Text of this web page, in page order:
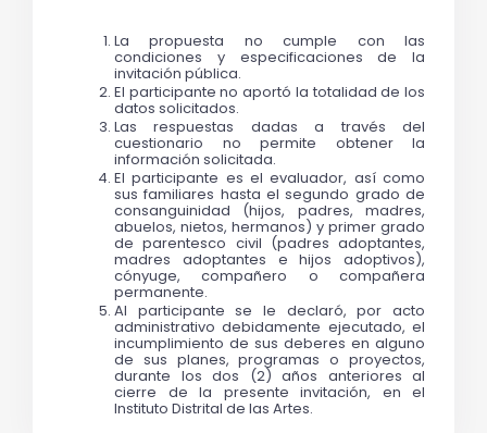
La propuesta no cumple con las
condiciones y especificaciones de la
invitación pública.
El participante no aportó la totalidad de los
datos solicitados.
Las respuestas dadas a través del
cuestionario no permite obtener la
información solicitada.
El participante es el evaluador, así como
sus familiares hasta el segundo grado de
consanguinidad (hijos, padres, madres,
abuelos, nietos, hermanos) y primer grado
de parentesco civil (padres adoptantes,
madres adoptantes e hijos adoptivos),
cónyuge, compañero o compañera
permanente.
Al participante se le declaró, por acto
administrativo debidamente ejecutado, el
incumplimiento de sus deberes en alguno
de sus planes, programas o proyectos,
durante los dos (2) años anteriores al
cierre de la presente invitación, en el
Instituto Distrital de las Artes.